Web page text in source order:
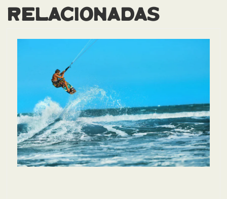
RELACIONADAS